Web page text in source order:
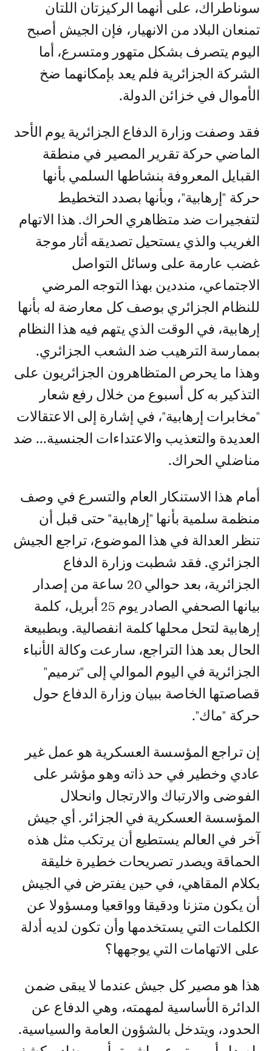
سوناطراك، على أنهما الركيزتان اللتان
تمنعان البلاد من الانهيار، فإن الجيش أصبح
اليوم يتصرف بشكل متهور ومتسرع، أما
الشركة الجزائرية فلم يعد بإمكانهما ضخ
الأموال في خزائن الدولة.
فقد وصفت وزارة الدفاع الجزائرية يوم الأحد
الماضي حركة تقرير المصير في منطقة
القبايل المعروفة بنشاطها السلمي بأنها
حركة "إرهابية"، وبأنها بصدد التخطيط
لتفجيرات ضد متظاهري الحراك. هذا الاتهام
الغريب والذي يستحيل تصديقه أثار موجة
غضب عارمة على وسائل التواصل
الاجتماعي، منددين بهذا التوجه المرضي
للنظام الجزائري بوصف كل معارضة له بأنها
إرهابية، في الوقت الذي يتهم فيه هذا النظام
بممارسة الترهيب ضد الشعب الجزائري.
وهذا ما يحرص المتظاهرون الجزائريون على
التذكير به كل أسبوع من خلال رفع شعار
"مخابرات إرهابية"، في إشارة إلى الاعتقالات
العديدة والتعذيب والاعتداءات الجنسية... ضد
مناضلي الحراك.
أمام هذا الاستنكار العام والتسرع في وصف
منظمة سلمية بأنها "إرهابية" حتى قبل أن
تنظر العدالة في هذا الموضوع، تراجع الجيش
الجزائري. فقد شطبت وزارة الدفاع
الجزائرية، بعد حوالي 20 ساعة من إصدار
بيانها الصحفي الصادر يوم 25 أبريل، كلمة
إرهابية لتحل محلها كلمة انفصالية. وبطبيعة
الحال بعد هذا التراجع، سارعت وكالة الأنباء
الجزائرية في اليوم الموالي إلى "ترميم"
قصاصتها الخاصة ببيان وزارة الدفاع حول
حركة "ماك".
إن تراجع المؤسسة العسكرية هو عمل غير
عادي وخطير في حد ذاته وهو مؤشر على
الفوضى والارتباك والارتجال وانحلال
المؤسسة العسكرية في الجزائر. أي جيش
آخر في العالم يستطيع أن يرتكب مثل هذه
الحماقة ويصدر تصريحات خطيرة خليقة
بكلام المقاهي، في حين يفترض في الجيش
أن يكون متزنا ودقيقا وواقعيا ومسؤولا عن
الكلمات التي يستخدمها وأن تكون لديه أدلة
على الاتهامات التي يوجهها؟
هذا هو مصير كل جيش عندما لا يبقى ضمن
الدائرة الأساسية لمهمته، وهي الدفاع عن
الحدود، ويتدخل بالشؤون العامة والسياسية.